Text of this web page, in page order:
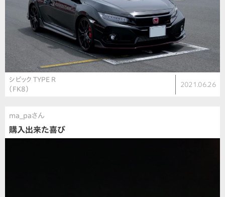
シビック TYPE R
（FK8）
2021.06.26
ma_paさん
購入出来た喜び